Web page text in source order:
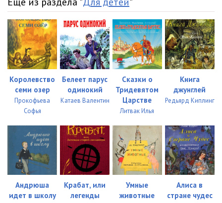
Королевство
cеми озер
Прокофьева
Софья
Белеет парус
одинокий
Катаев Валентин
Сказки о
Тридевятом
Царстве
Литвак Илья
Книга
джунглей
Редьярд Киплинг
Андрюша
идет в школу
Крабат, или
легенды
Умные
животные
Алиса в
стране чудес